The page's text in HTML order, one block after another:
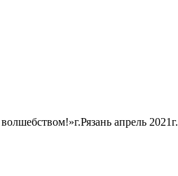
апрель 2021г.